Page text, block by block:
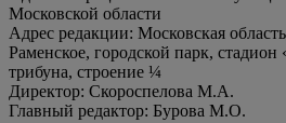
Московской области
Адрес редакции: Московская
Раменское, городской парк, стадион
трибуна, строение ¼
Директор: Скороспелова М.А.
Главный редактор: Бурова М.О.